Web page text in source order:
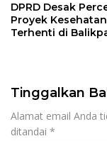
DPRD Desak
Proyek
Terhenti di
Tinggalkan
Alamat email Anda
ditandai *